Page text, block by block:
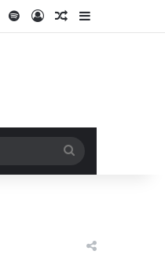
SpotifyLog InRandom Article
Sidebar